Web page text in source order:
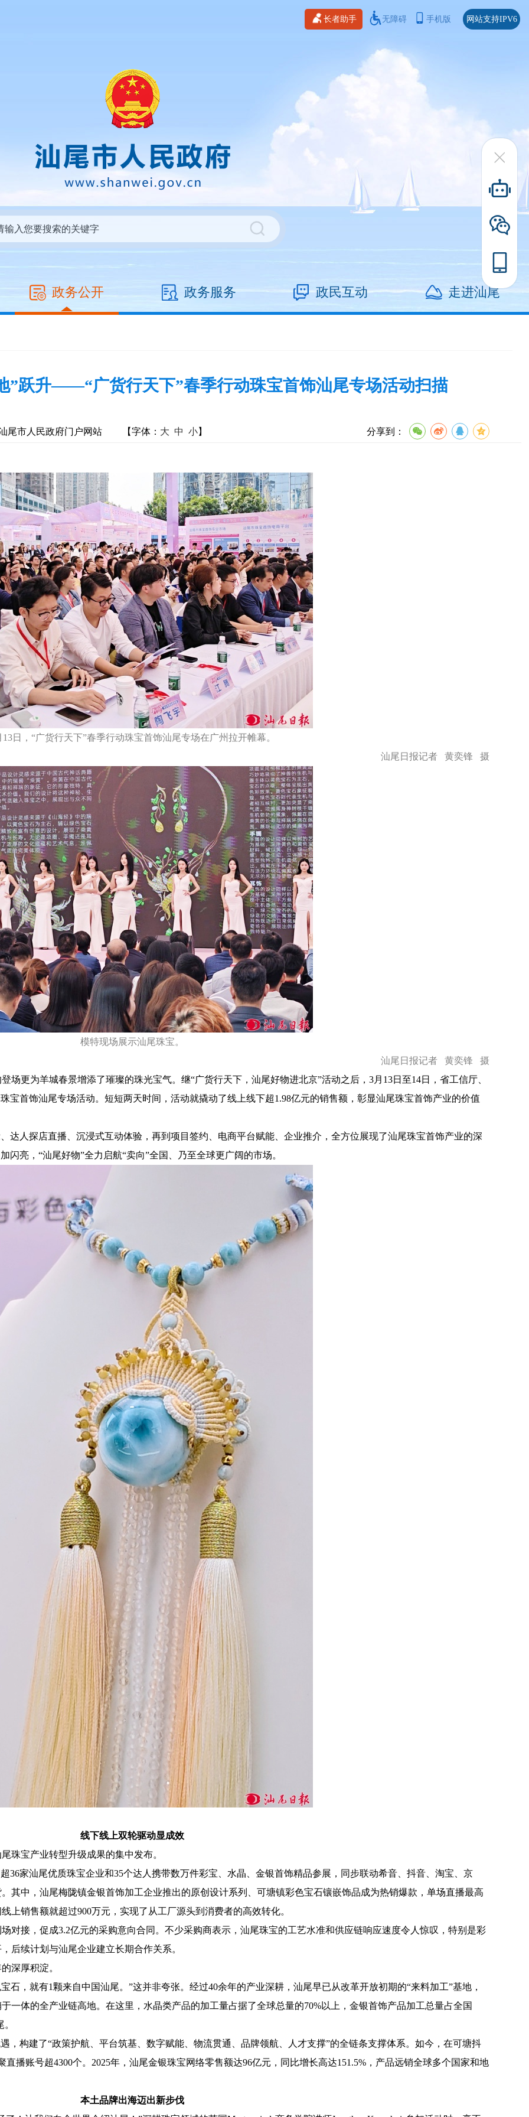
长者助手 无障碍 手机版 网站支持IPV6
政务公开 政务服务 政民互动 走进汕尾
”跃升——“广货行天下”春季行动珠宝首饰汕尾专场活动扫描
尾市人民政府门户网站 【字体： 大 中 小】 分享到：
13日，“广货行天下”春季行动珠宝首饰汕尾专场在广州拉开帷幕。
汕尾日报记者 黄奕锋 摄
模特现场展示汕尾珠宝。
汕尾日报记者 黄奕锋 摄
为羊城春景增添了璀璨的珠光宝气。继“广货行天下，汕尾好物进北京”活动之后，3月13日至14日，省工信厅、
宝首饰汕尾专场活动。短短两天时间，活动就撬动了线上线下超1.98亿元的销售额，彰显汕尾珠宝首饰产业的价值
人探店直播、沉浸式互动体验，再到项目签约、电商平台赋能、企业推介，全方位展现了汕尾珠宝首饰产业的深
亮，“汕尾好物”全力启航“卖向”全国、乃至全球更广阔的市场。
线下线上双轮驱动显成效
宝产业转型升级成果的集中发布。
家汕尾优质珠宝企业和35个达人携带数万件彩宝、水晶、金银首饰精品参展，同步联动希音、抖音、淘宝、京
其中，汕尾梅陇镇金银首饰加工企业推出的原创设计系列、可塘镇彩色宝石镶嵌饰品成为热销爆款，单场直播最高
销售额就超过900万元，实现了从工厂源头到消费者的高效转化。
接，促成3.2亿元的采购意向合同。不少采购商表示，汕尾珠宝的工艺水准和供应链响应速度令人惊叹，特别是彩
后续计划与汕尾企业建立长期合作关系。
深厚积淀。
就有1颗来自中国汕尾。”这并非夸张。经过40余年的产业深耕，汕尾早已从改革开放初期的“来料加工”基地，
一体的全产业链高地。在这里，水晶类产品的加工量占据了全球总量的70%以上，金银首饰产品加工总量占全国
构建了“政策护航、平台筑基、数字赋能、物流贯通、品牌领航、人才支撑”的全链条支撑体系。如今，在可塘抖
播账号超4300个。2025年，汕尾金银珠宝网络零售额达96亿元，同比增长高达151.5%，产品远销全球多个国家和地
本土品牌出海迈出新步伐